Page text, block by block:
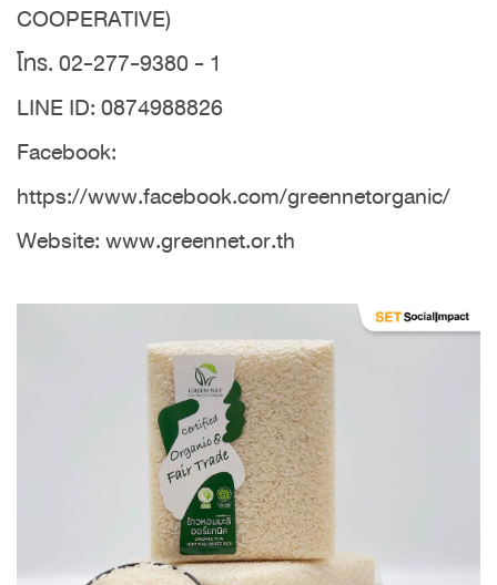
COOPERATIVE)
โทร. 02-277-9380 - 1
LINE ID: 0874988826
Facebook:
https://www.facebook.com/greennetorganic/
Website: www.greennet.or.th